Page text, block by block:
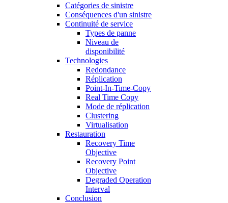
Catégories de sinistre
Conséquences d'un sinistre
Continuité de service
Types de panne
Niveau de
disponibilité
Technologies
Redondance
Réplication
Point-In-Time-Copy
Real Time Copy
Mode de réplication
Clustering
Virtualisation
Restauration
Recovery Time
Objective
Recovery Point
Objective
Degraded Operation
Interval
Conclusion